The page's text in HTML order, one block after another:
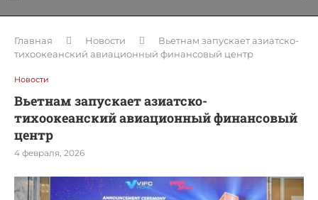
Главная Новости
Вьетнам запускает азиатско-
тихоокеанский авиационный финансовый центр
Новости
Вьетнам запускает азиатско-
тихоокеанский авиационный финансовый
центр
4 февраля, 2026